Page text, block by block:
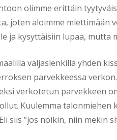
olimme erittäin
joten aloimme miettimään
ja kysyttäisiin lupaa, mutta
valjaslenkillä yhden
parvekkeessa
verkotetun parvekkeen
Kuulemma talonmiehen
siis ”jos noikin, niin mekin